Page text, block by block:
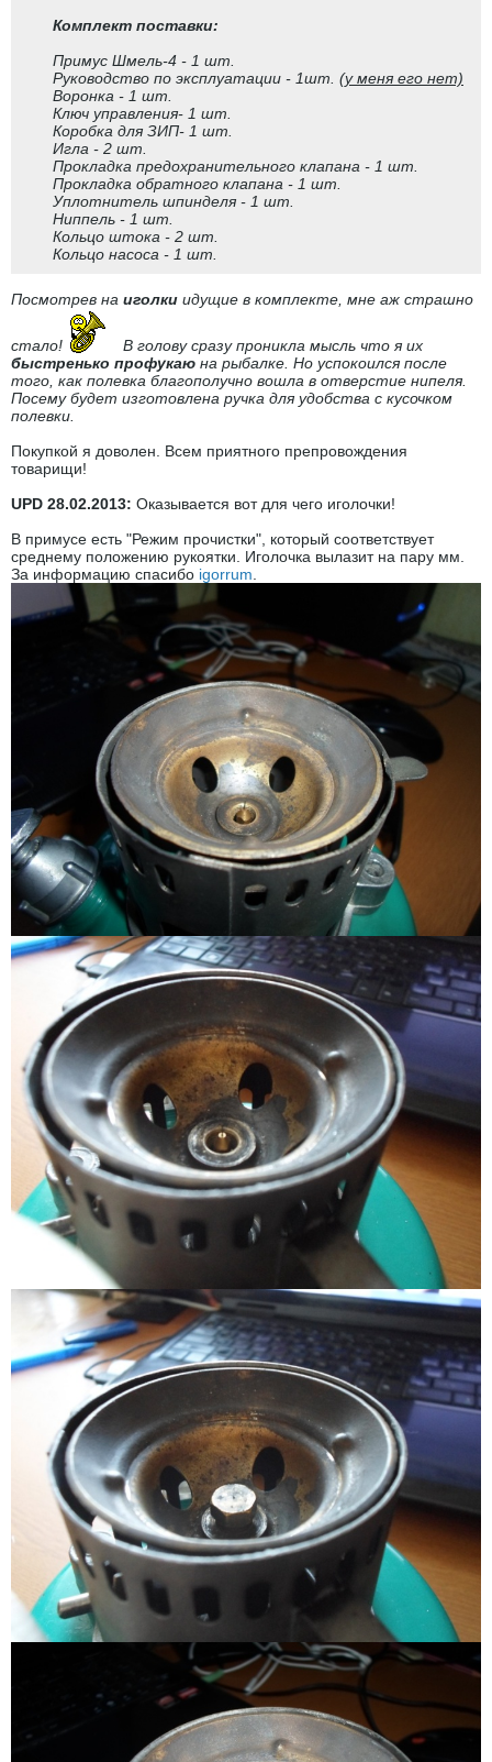
Комплект поставки:
Примус Шмель-4 - 1 шт.
Руководство по эксплуатации - 1шт. (у меня его нет)
Воронка - 1 шт.
Ключ управления- 1 шт.
Коробка для ЗИП- 1 шт.
Игла - 2 шт.
Прокладка предохранительного клапана - 1 шт.
Прокладка обратного клапана - 1 шт.
Уплотнитель шпинделя - 1 шт.
Ниппель - 1 шт.
Кольцо штока - 2 шт.
Кольцо насоса - 1 шт.
Посмотрев на иголки идущие в комплекте, мне аж страшно
стало!
В голову сразу проникла мысль что я их
быстренько профукаю на рыбалке. Но успокоился после
того, как полевка благополучно вошла в отверстие нипеля.
Посему будет изготовлена ручка для удобства с кусочком
полевки.
Покупкой я доволен. Всем приятного препровождения
товарищи!
UPD 28.02.2013: Оказывается вот для чего иголочки!
В примусе есть "Режим прочистки", который соответствует
среднему положению рукоятки. Иголочка вылазит на пару мм.
За информацию спасибо igorrum